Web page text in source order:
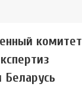
комитет
Беларусь